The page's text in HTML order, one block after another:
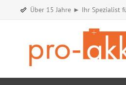
Über 15 Jahre ► Ihr Spezialist